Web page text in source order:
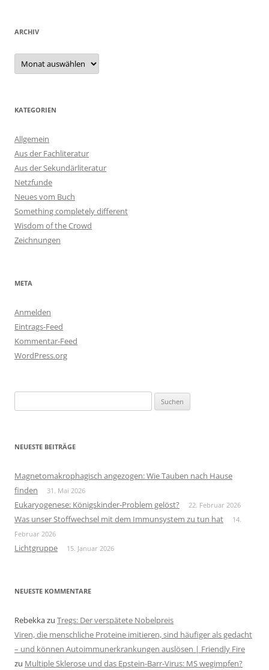
ARCHIV
Archiv
KATEGORIEN
Allgemein
Aus der Fachliteratur
Aus der Sekundärliteratur
Netzfunde
Neues vom Buch
Something completely different
Wisdom of the Crowd
Zeichnungen
META
Anmelden
Eintrags-Feed
Kommentar-Feed
WordPress.org
nach:
NEUESTE BEITRÄGE
Magnetomakrophagisch angezogen: Wie Tauben nach Hause
finden
31. Mai 2026
Eukaryogenese: Königskinder-Problem gelöst? 22. Februar 2026
Was unser Stoffwechsel mit dem Immunsystem zu tun hat
14.
Februar 2026
Lichtgruppe 15. Januar 2026
NEUESTE KOMMENTARE
Rebekkazu Tregs: Der verspätete Nobelpreis
Viren, die menschliche Proteine imitieren, sind häufiger als gedacht
– und können Autoimmunerkrankungen auslösen | Friendly Fire
zu Multiple Sklerose und das Epstein-Barr-Virus: MS wegimpfen?